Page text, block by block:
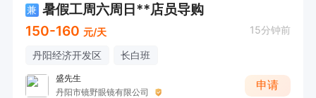
兼 暑假工周六周日**店员导购
150-160 元/天 15分钟前
丹阳经济开发区 长白班
盛先生
丹阳市镜野眼镜有限公司
申请